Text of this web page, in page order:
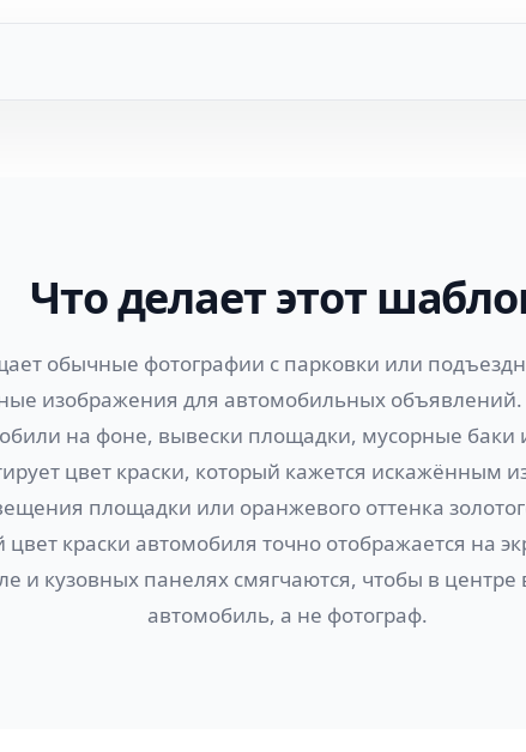
Что делает этот
обычные фотографии с парковки или
изображения для автомобильных объявлений.
на фоне, вывески площадки, мусорные
цвет краски, который кажется искажённым
площадки или оранжевого оттенка
краски автомобиля точно отображается на
и кузовных панелях смягчаются, чтобы в
автомобиль, а не фотограф.